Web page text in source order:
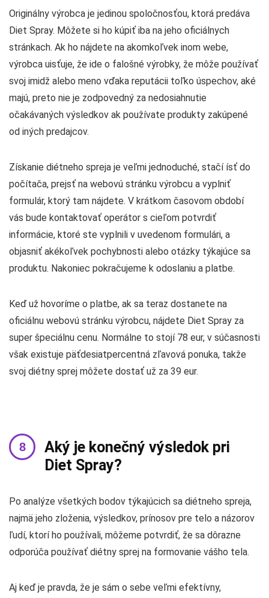
Originálny výrobca je jedinou spoločnosťou, ktorá predáva
Diet Spray. Môžete si ho kúpiť iba na jeho oficiálnych
stránkach. Ak ho nájdete na akomkoľvek inom webe,
výrobca uisťuje, že ide o falošné výrobky, že môže používať
svoj imidž alebo meno vďaka reputácii toľko úspechov, aké
majú, preto nie je zodpovedný za nedosiahnutie
očakávaných výsledkov ak používate produkty zakúpené
od iných predajcov.
Získanie diétneho spreja je veľmi jednoduché, stačí ísť do
počítača, prejsť na webovú stránku výrobcu a vyplniť
formulár, ktorý tam nájdete. V krátkom časovom období
vás bude kontaktovať operátor s cieľom potvrdiť
informácie, ktoré ste vyplnili v uvedenom formulári, a
objasniť akékoľvek pochybnosti alebo otázky týkajúce sa
produktu. Nakoniec pokračujeme k odoslaniu a platbe.
Keď už hovoríme o platbe, ak sa teraz dostanete na
oficiálnu webovú stránku výrobcu, nájdete Diet Spray za
super špeciálnu cenu. Normálne to stojí 78 eur, v súčasnosti
však existuje päťdesiatpercentná zľavová ponuka, takže
svoj diétny sprej môžete dostať už za 39 eur.
Aký je konečný výsledok pri
Diet Spray?
Po analýze všetkých bodov týkajúcich sa diétneho spreja,
najmä jeho zloženia, výsledkov, prínosov pre telo a názorov
ľudí, ktorí ho používali, môžeme potvrdiť, že sa dôrazne
odporúča používať diétny sprej na formovanie vášho tela.
Aj keď je pravda, že je sám o sebe veľmi efektívny,